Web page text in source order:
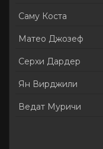
Саму Коста
Матео Джозеф
Серхи Дардер
Ян Вирджили
Ведат Муричи